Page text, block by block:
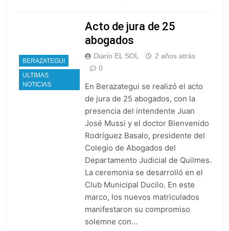
BERAZATEGUI
ULTIMAS
NOTICIAS
Acto de jura de 25
abogados
Diario EL SOL
2 años atrás
0
En Berazategui se realizó el acto
de jura de 25 abogados, con la
presencia del intendente Juan
José Mussi y el doctor Bienvenido
Rodríguez Basalo, presidente del
Colegio de Abogados del
Departamento Judicial de Quilmes.
La ceremonia se desarrolló en el
Club Municipal Ducilo. En este
marco, los nuevos matriculados
manifestaron su compromiso
solemne con…